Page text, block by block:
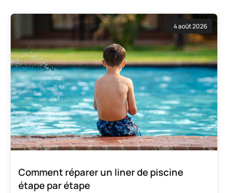
4 août 2026
Comment réparer un liner de piscine
étape par étape